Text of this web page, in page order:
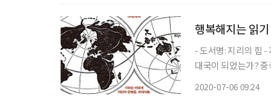
행복해지는 읽
- 도서명: 지리의 힘 -
대국이 되었는가?
2020-07-06 09:24